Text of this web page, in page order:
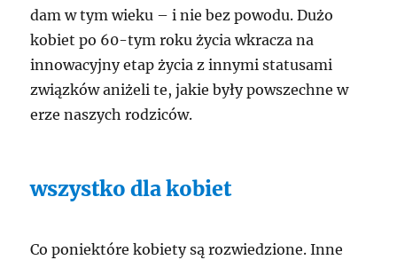
dam w tym wieku – i nie bez powodu. Dużo
kobiet po 60-tym roku życia wkracza na
innowacyjny etap życia z innymi statusami
związków aniżeli te, jakie były powszechne w
erze naszych rodziców.
wszystko dla kobiet
Co poniektóre kobiety są rozwiedzione. Inne